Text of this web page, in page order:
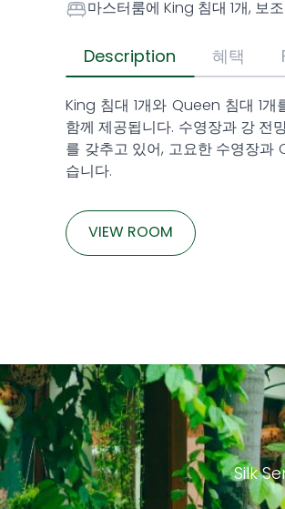
마스터룸에 King 침대 1개, 보
Description 혜택
King 침대 1개와 Queen 침대 1개
함께 제공됩니다. 수영장과 강 전
를 갖추고 있어, 고요한 수영장과
습니다.
VIEW ROOM
Silk